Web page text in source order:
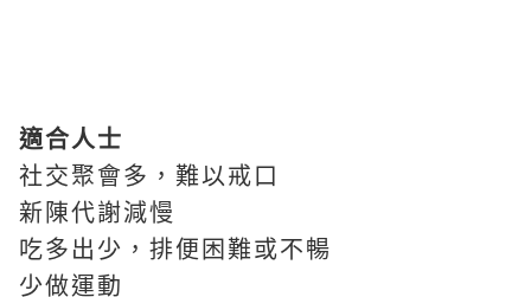
適合人士
社交聚會多，難以戒口
新陳代謝減慢
吃多出少，排便困難或不暢
少做運動